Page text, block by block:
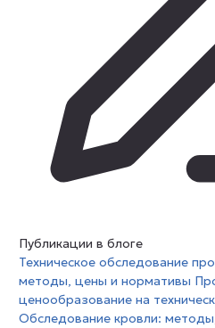
Публикации в блоге
Техническое обследование
методы, цены и нормативы
ценообразование на
Обследование кровли: